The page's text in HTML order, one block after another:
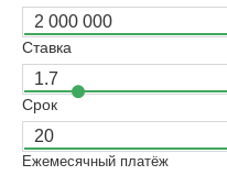
Ставка
Срок
Ежемесячный платёж